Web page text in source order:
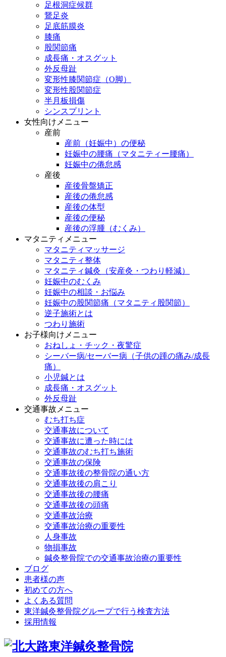
足根洞症候群
鵞足炎
足底筋膜炎
膝痛
股関節痛
成長痛・オスグット
外反母趾
変形性膝関節症（O脚）
変形性股関節症
半月板損傷
シンスプリント
女性向けメニュー
産前
産前（妊娠中）の便秘
妊娠中の腰痛（マタニティー腰痛）
妊娠中の倦怠感
産後
産後骨盤矯正
産後の倦怠感
産後の体型
産後の便秘
産後の浮腫（むくみ）
マタニティメニュー
マタニティマッサージ
マタニティ整体
マタニティ鍼灸（安産灸・つわり軽減）
妊娠中のむくみ
妊娠中の相談・お悩み
妊娠中の股関節痛（マタニティ股関節）
逆子施術とは
つわり施術
お子様向けメニュー
おねしょ・チック・夜驚症
シーバー病/セーバー病（子供の踵の痛み/成長
痛）
小児鍼とは
成長痛・オスグット
外反母趾
交通事故メニュー
むち打ち症
交通事故について
交通事故に遭った時には
交通事故のむち打ち施術
交通事故の保険
交通事故後の整骨院の通い方
交通事故後の肩こり
交通事故後の腰痛
交通事故後の頭痛
交通事故治療
交通事故治療の重要性
人身事故
物損事故
鍼灸整骨院での交通事故治療の重要性
ブログ
患者様の声
初めての方へ
よくある質問
東洋鍼灸整骨院グループで行う検査方法
採用情報